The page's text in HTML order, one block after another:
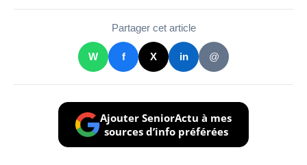
Partager cet article
W f X in @
Ajouter SeniorActu à mes
sources d’info préférées